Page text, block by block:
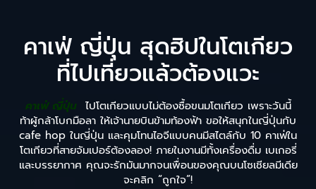
คาเฟ่ ญี่ปุ่น สุดฮิปในโตเกียว
ที่ไปเที่ยวแล้วต้องแวะ
คาเฟ่ ญี่ปุ่นไปโตเกียวแบบไม่ต้องซื้อขนมโตเกียว เพราะวันนี้
ท้าผู้กล้าโบกมือลา ให้เจ้านายบินข้ามท้องฟ้า ขอให้สนุกในญี่ปุ่นกับ
cafe hop ในญี่ปุ่น และคุมโทนไอจีแบบคนมีสไตล์กับ 10 คาเฟ่ใน
โตเกียวที่สายจัมเปอร์ต้องลอง! ภายในงานมีทั้งเครื่องดื่ม เบเกอรี่
และบรรยากาศ คุณจะรักมันมากจนเพื่อนของคุณบนโซเชียลมีเดีย
จะคลิก “ถูกใจ”!